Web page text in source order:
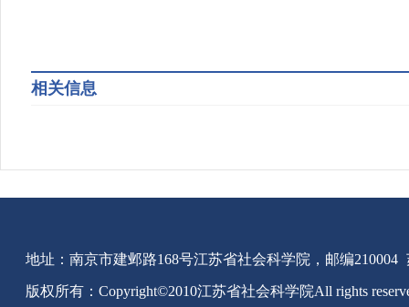
相关信息
地址：南京市建邺路168号江苏省社会科学院，邮编210004
版权所有：Copyright©2010江苏省社会科学院All rights